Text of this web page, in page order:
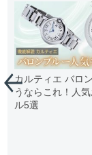
カルティエ バロ
うならこれ！人
ル5選